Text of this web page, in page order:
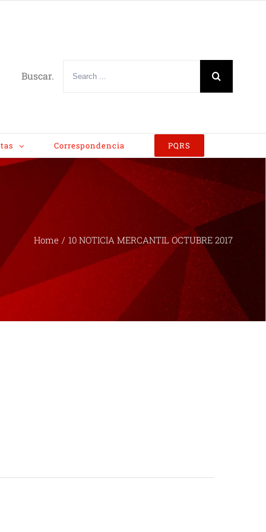
Buscar.
Correspondencia PQRS
Home / 10 NOTICIA MERCANTIL OCTUBRE 2017